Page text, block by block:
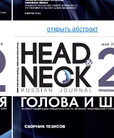
открыть абстракт